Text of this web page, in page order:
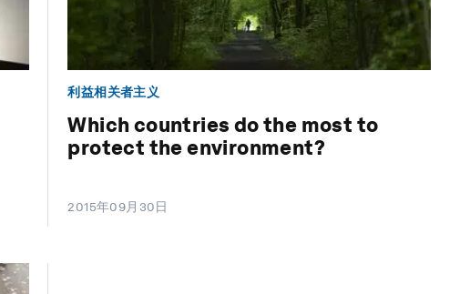
利益相关者主义
Which countries do the most to
protect the environment?
2015年09月30日